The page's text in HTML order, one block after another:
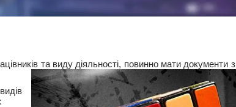
та виду діяльності, повинно мати документи з